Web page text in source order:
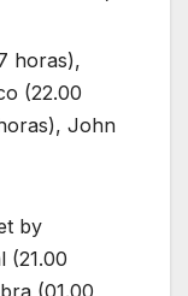
horas),
(22.00
John
by
(21.00